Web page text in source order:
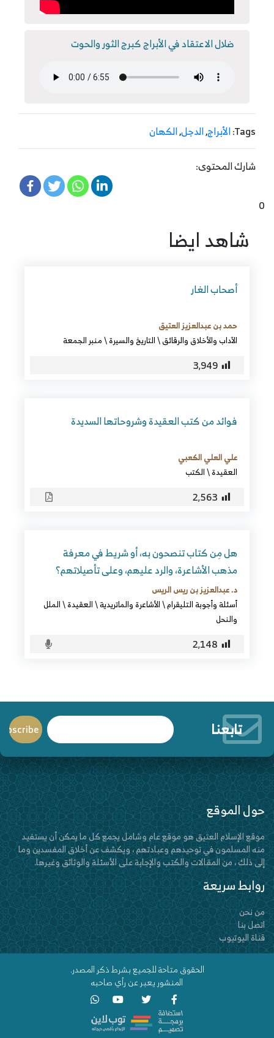
ضلال الاعتقاد في الأبراج كبرج الثور والحوت
Tags: الأبراج,الدجل,الكهان
شارك المحتوى:
0
شاهد ايضا
أصحاب الغار
حمد بن عبدالعزيز العتيق
الآداب والأخلاق والرقائق\التاريخ والسيرة\منبر الجمعة
3٬949
فوائد من كتب العقيدة وشروحاتها السديدة
علي العلي الكعبي
العقيدة\الكتب
2٬563
هل مِن كتاب تنصحون به، أو شريط في معرفة
مذهب الأشاعرة، والرد عليهم، وعلى تأصيلاتهم؟
د. عبدالعزيز بن ريس الريس
أسئلة وأجوبة التليقرام\الأشاعرة والماتريدية\العقيدة\الملل
والنحل
2٬148
تابعنا
حول الموقع
موقع الإسلام العتيق هو موقع عام وشامل يجمع كل ما يمكن أن يستفيد
منه المسلمون في توحيدهم وعبادتهم ، ويكشف عن أخلاق المفسدين وما
إلى ذلك ، من المقالات والكتب والإجابة على الأسئلة والوثائق وغيرها.
روابط سريعة
من نحن
اتصل بنا
قناة اليوتيوب
الحقوق متاحة للجميع بشرط ذكر المصدر.
المنشور يعبر عن رأي صاحبه